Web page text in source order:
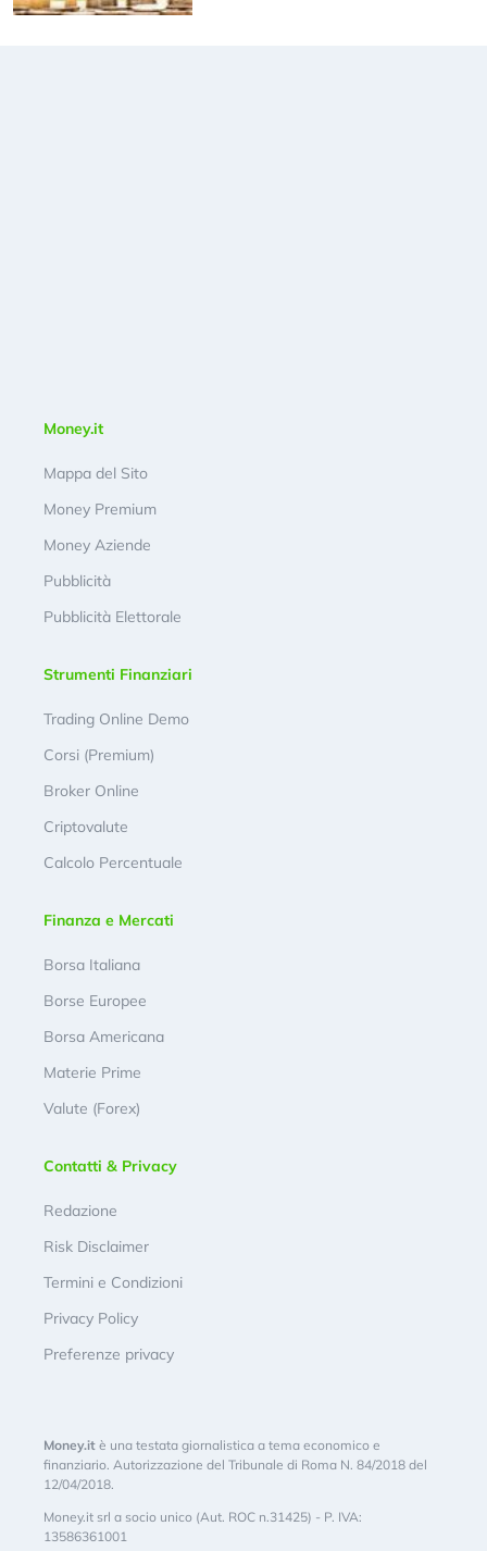
Money.it
Mappa del Sito
Money Premium
Money Aziende
Pubblicità
Pubblicità Elettorale
Strumenti Finanziari
Trading Online Demo
Corsi (Premium)
Broker Online
Criptovalute
Calcolo Percentuale
Finanza e Mercati
Borsa Italiana
Borse Europee
Borsa Americana
Materie Prime
Valute (Forex)
Contatti & Privacy
Redazione
Risk Disclaimer
Termini e Condizioni
Privacy Policy
Preferenze privacy
Money.it è una testata giornalistica a tema economico e
finanziario. Autorizzazione del Tribunale di Roma N. 84/2018 del
12/04/2018.
Money.it srl a socio unico (Aut. ROC n.31425) - P. IVA:
13586361001